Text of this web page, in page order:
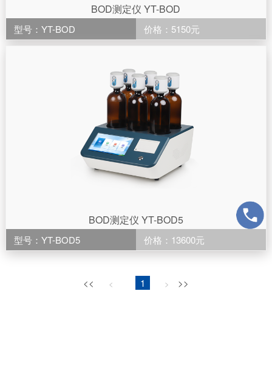
BOD测定仪 YT-BOD
型号：YT-BOD 价格：5150元
BOD测定仪 YT-BOD5
型号：YT-BOD5 价格：13600元
<< < 1 > >>